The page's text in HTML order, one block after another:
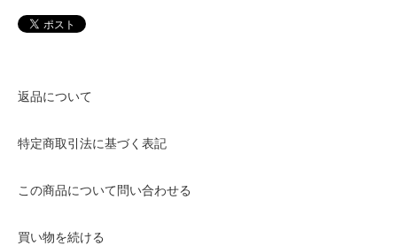
返品について
特定商取引法に基づく表記
この商品について問い合わせる
買い物を続ける